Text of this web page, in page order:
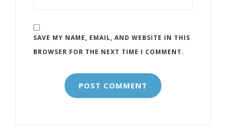
SAVE MY NAME, EMAIL, AND WEBSITE IN THIS
BROWSER FOR THE NEXT TIME I COMMENT.